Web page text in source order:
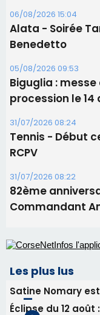
06/08/2026 15:04
Alata - Soirée
Benedetto
05/08/2026 09:53
Biguglia :
procession le 14
31/07/2026 08:24
Tennis - Début
RCPV
31/07/2026 08:22
82ème
Commandant
Les plus lus
Satine Nomary
Éclipse du 12